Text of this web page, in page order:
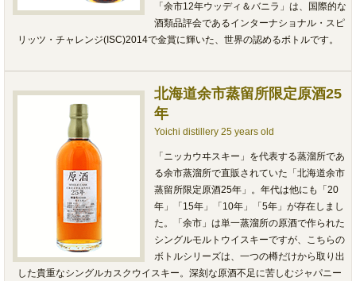
「余市12年ウッディ＆バニラ」は、国際的な
酒類品評会であるインターナショナル・スピ
リッツ・チャレンジ(ISC)2014で金賞に輝いた、世界の認めるボトルです。
北海道余市蒸留所限定原酒25
年
Yoichi distillery 25 years old
「ニッカウヰスキー」を代表する蒸溜所であ
る余市蒸溜所で直販されていた「北海道余市
蒸留所限定原酒25年」。年代は他にも「20
年」「15年」「10年」「5年」が存在しまし
た。「余市」は単一蒸溜所の原酒で作られた
シングルモルトウイスキーですが、こちらの
ボトルシリーズは、一つの樽だけから取り出
した貴重なシングルカスクウイスキー。深刻な原酒不足に苦しむジャパニー